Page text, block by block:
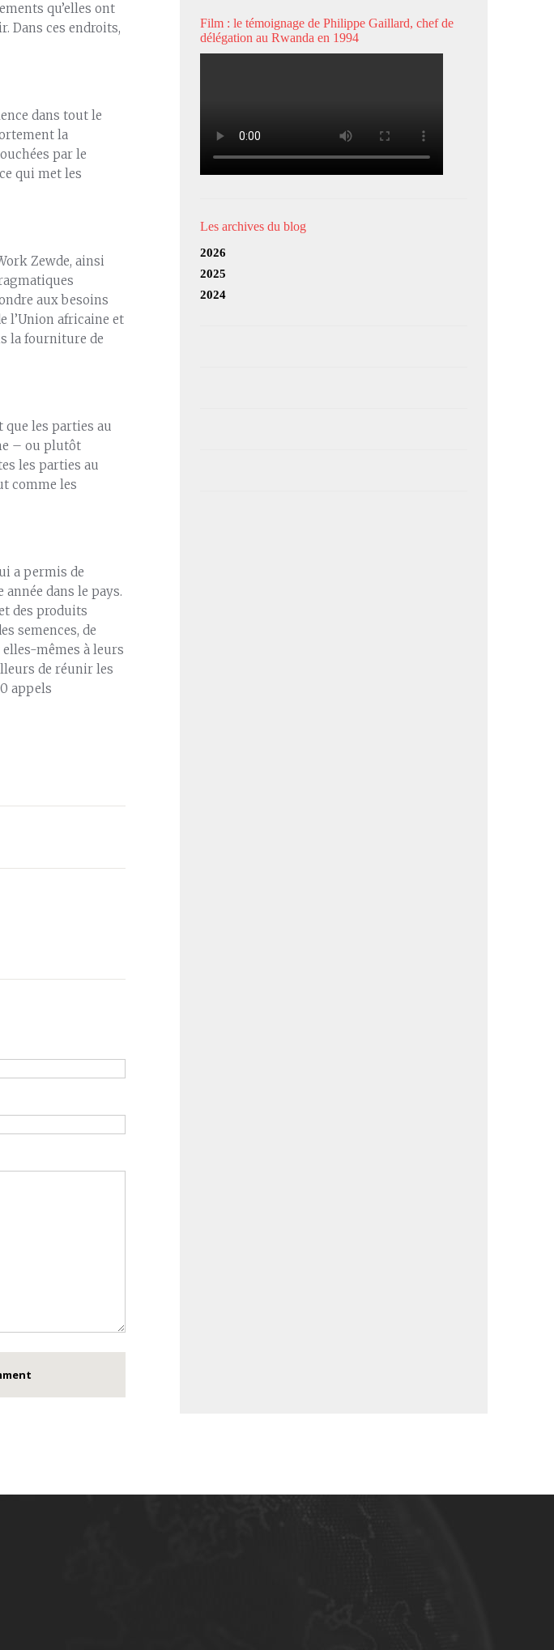
qu’elles ont
Dans ces endroits,
dans tout le
la
par le
qui met les
Zewde, ainsi
aux besoins
l’Union africaine et
la fourniture de
les parties au
– ou plutôt
les parties au
comme les
a permis de
dans le pays.
des produits
semences, de
elles-mêmes à leurs
de réunir les
appels
Film : le témoignage de Philippe Gaillard, chef de
délégation au Rwanda en 1994
Les archives du blog
2026
2025
2024